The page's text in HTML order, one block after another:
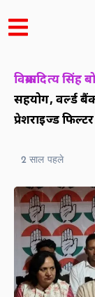
विक्रमादित्य सिंह
सहयोग, वर्ल्ड
प्रेशराइज्ड
2 साल पहले